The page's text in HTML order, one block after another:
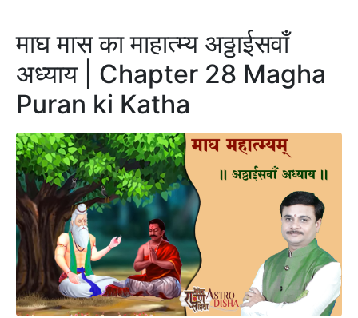
माघ मास का माहात्म्य अठ्ठाईसवाँ
अध्याय | Chapter 28 Magha
Puran ki Katha